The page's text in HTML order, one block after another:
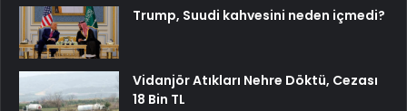
Trump, Suudi kahvesini neden içmedi?
Vidanjör Atıkları Nehre Döktü, Cezası
18 Bin TL